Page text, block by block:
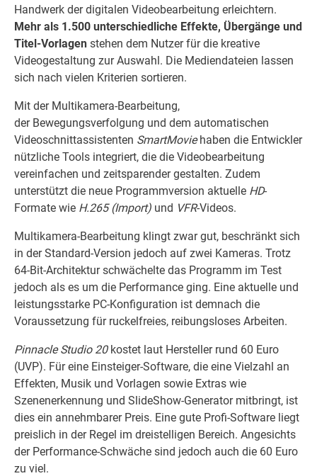
Handwerk der digitalen Videobearbeitung erleichtern.
Mehr als 1.500 unterschiedliche Effekte, Übergänge und
Titel-Vorlagen stehen dem Nutzer für die kreative
Videogestaltung zur Auswahl. Die Mediendateien lassen
sich nach vielen Kriterien sortieren.
Mit der Multikamera-Bearbeitung,
der Bewegungsverfolgung und dem automatischen
Videoschnittassistenten SmartMoviehaben die Entwickler
nützliche Tools integriert, die die Videobearbeitung
vereinfachen und zeitsparender gestalten. Zudem
unterstützt die neue Programmversion aktuelle HD-
Formate wie H.265 (Import) und VFR-Videos.
Multikamera-Bearbeitung klingt zwar gut, beschränkt sich
in der Standard-Version jedoch auf zwei Kameras. Trotz
64-Bit-Architektur schwächelte das Programm im Test
jedoch als es um die Performance ging. Eine aktuelle und
leistungsstarke PC-Konfiguration ist demnach die
Voraussetzung für ruckelfreies, reibungsloses Arbeiten.
Pinnacle Studio 20kostet laut Hersteller rund 60 Euro
(UVP). Für eine Einsteiger-Software, die eine Vielzahl an
Effekten, Musik und Vorlagen sowie Extras wie
Szenenerkennung und SlideShow-Generator mitbringt, ist
dies ein annehmbarer Preis. Eine gute Profi-Software liegt
preislich in der Regel im dreistelligen Bereich. Angesichts
der Performance-Schwäche sind jedoch auch die 60 Euro
zu viel.